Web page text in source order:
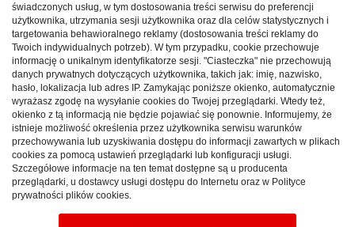
hotele 04.02.2026
świadczonych usług, w tym dostosowania treści serwisu do preferencji
użytkownika, utrzymania sesji użytkownika oraz dla celów statystycznych i
targetowania behawioralnego reklamy (dostosowania treści reklamy do
Twoich indywidualnych potrzeb). W tym przypadku, cookie przechowuje
informację o unikalnym identyfikatorze sesji. "Ciasteczka" nie przechowują
danych prywatnych dotyczących użytkownika, takich jak: imię, nazwisko,
hasło, lokalizacja lub adres IP. Zamykając poniższe okienko, automatycznie
wyrażasz zgodę na wysyłanie cookies do Twojej przeglądarki. Wtedy też,
okienko z tą informacją nie będzie pojawiać się ponownie. Informujemy, że
istnieje możliwość określenia przez użytkownika serwisu warunków
przechowywania lub uzyskiwania dostępu do informacji zawartych w plikach
cookies za pomocą ustawień przeglądarki lub konfiguracji usługi.
Szczegółowe informacje na ten temat dostępne są u producenta
przeglądarki, u dostawcy usługi dostępu do Internetu oraz w Polityce
prywatności plików cookies.